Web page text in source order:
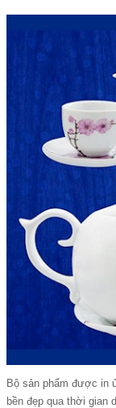
Bộ sản phẩm được in
bền đẹp qua thời gian